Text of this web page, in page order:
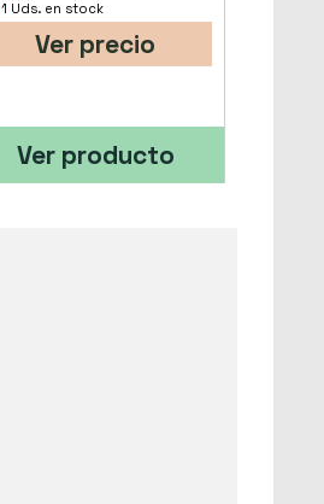
1 Uds. en stock
Ver precio
Ver producto